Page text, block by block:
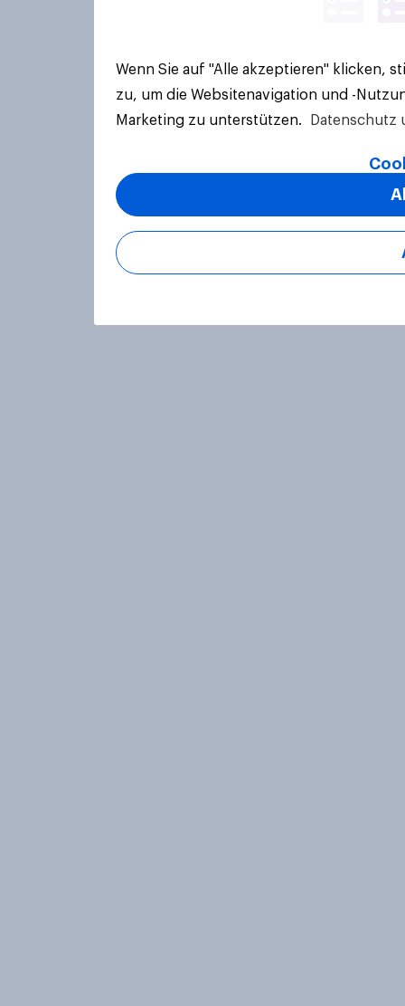
Wenn Sie auf "Alle akzeptieren" klicken,
zu, um die Websitenavigation und -
Marketing zu unterstützen.
Datenschutz